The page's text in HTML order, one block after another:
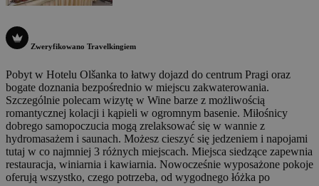
Zweryfikowano Travelkingiem
Pobyt w Hotelu Olšanka to łatwy dojazd do centrum Pragi oraz
bogate doznania bezpośrednio w miejscu zakwaterowania.
Szczególnie polecam wizytę w Wine barze z możliwością
romantycznej kolacji i kąpieli w ogromnym basenie. Miłośnicy
dobrego samopoczucia mogą zrelaksować się w wannie z
hydromasażem i saunach. Możesz cieszyć się jedzeniem i napojami
tutaj w co najmniej 3 różnych miejscach. Miejsca siedzące zapewnia
restauracja, winiarnia i kawiarnia. Nowocześnie wyposażone pokoje
oferują wszystko, czego potrzeba, od wygodnego łóżka po